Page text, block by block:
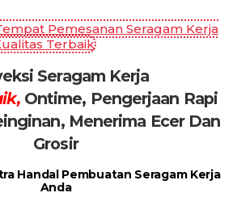
Pemesanan Seragam Kerja
Terbaik
Seragam Kerja
Ontime, Pengerjaan Rapi
Menerima Ecer Dan
Grosir
Handal Pembuatan Seragam Kerja
Anda